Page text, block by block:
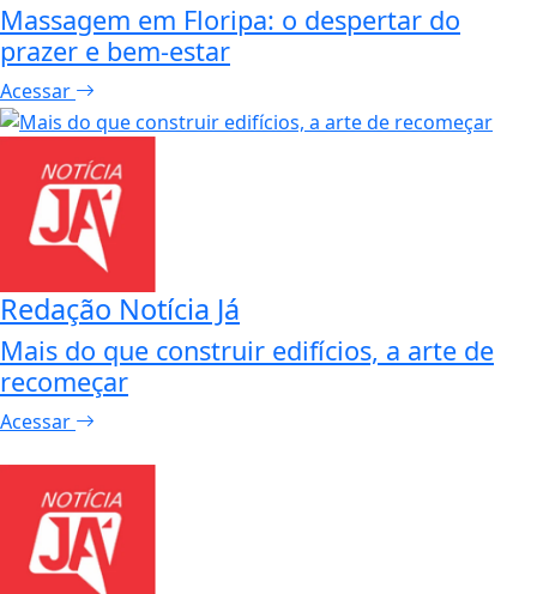
Massagem em Floripa: o despertar do
prazer e bem-estar
Acessar
Redação Notícia Já
Mais do que construir edifícios, a arte de
recomeçar
Acessar